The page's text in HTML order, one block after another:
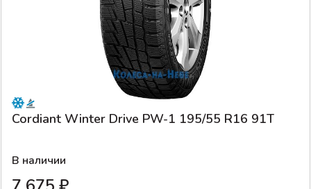
Cordiant Winter Drive PW-1 195/55 R16 91T
В наличии